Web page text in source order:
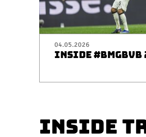
04.05.2026
INSIDE #BMGBVB
INSIDE